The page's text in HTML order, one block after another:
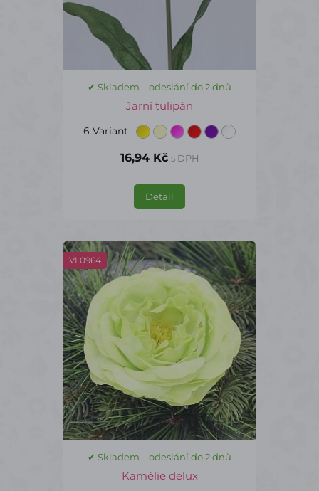
✔ Skladem – odeslání do 2 dnů
Jarní tulipán
6 Variant :
16,94 Kč s DPH
Detail
VL0964
✔ Skladem – odeslání do 2 dnů
Kamélie delux